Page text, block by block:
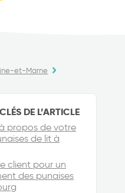
et-Marne
DE L’ARTICLE
propos de votre
de lit à
client pour un
des punaises